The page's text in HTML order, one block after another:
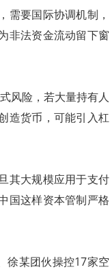
需要国际协调机制，
非法资金流动留下窗
风险，若大量持有人
造货币，可能引入杠
其大规模应用于支付
国这样资本管制严格
徐某团伙操控17家空